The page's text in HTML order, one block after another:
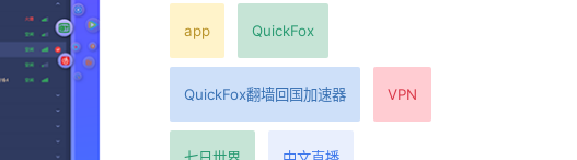
app QuickFox
QuickFox翻墙回国加速器 VPN